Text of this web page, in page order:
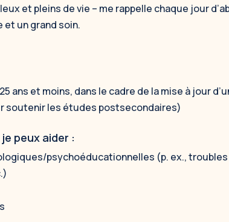
et pleins de vie – me rappelle chaque jour
et un grand soin.
ans et moins, dans le cadre de la mise à jour
soutenir les études postsecondaires)
peux aider :
psychoéducationnelles (p. ex., troubles